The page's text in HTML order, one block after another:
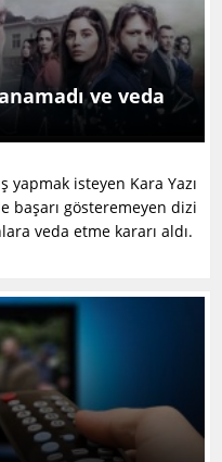
ve veda
yapmak isteyen Kara Yazı
başarı gösteremeyen dizi
veda etme kararı aldı.